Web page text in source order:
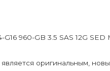
960-GB 3.5 SAS 12G SED
оригинальным,